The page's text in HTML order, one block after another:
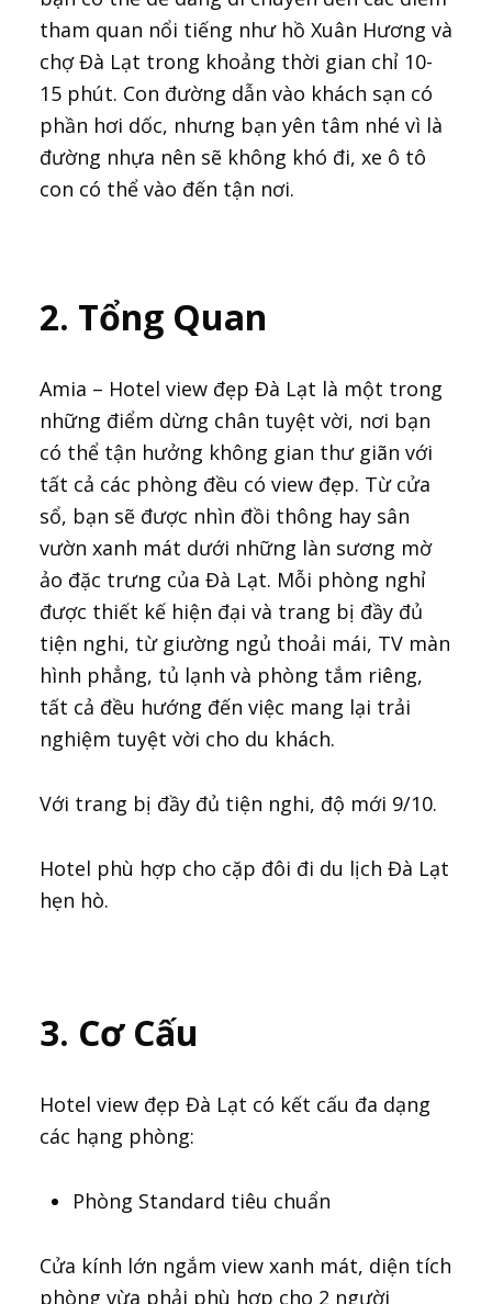
tham quan nổi tiếng như hồ Xuân Hương và
chợ Đà Lạt trong khoảng thời gian chỉ 10-
15 phút. Con đường dẫn vào khách sạn có
phần hơi dốc, nhưng bạn yên tâm nhé vì là
đường nhựa nên sẽ không khó đi, xe ô tô
con có thể vào đến tận nơi.
2. Tổng Quan
Amia – Hotel view đẹp Đà Lạt là một trong
những điểm dừng chân tuyệt vời, nơi bạn
có thể tận hưởng không gian thư giãn với
tất cả các phòng đều có view đẹp. Từ cửa
sổ, bạn sẽ được nhìn đồi thông hay sân
vườn xanh mát dưới những làn sương mờ
ảo đặc trưng của Đà Lạt. Mỗi phòng nghỉ
được thiết kế hiện đại và trang bị đầy đủ
tiện nghi, từ giường ngủ thoải mái, TV màn
hình phẳng, tủ lạnh và phòng tắm riêng,
tất cả đều hướng đến việc mang lại trải
nghiệm tuyệt vời cho du khách.
Với trang bị đầy đủ tiện nghi, độ mới 9/10.
Hotel phù hợp cho cặp đôi đi du lịch Đà Lạt
hẹn hò.
3. Cơ Cấu
Hotel view đẹp Đà Lạt có kết cấu đa dạng
các hạng phòng:
Phòng Standard tiêu chuẩn
Cửa kính lớn ngắm view xanh mát, diện tích
phòng vừa phải phù hợp cho 2 người